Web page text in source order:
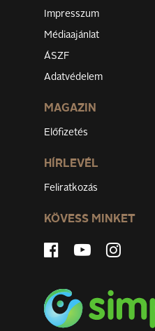
Impresszum
Médiaajánlat
ÁSZF
Adatvédelem
MAGAZIN
Előfizetés
HÍRLEVÉL
Feliratkozás
KÖVESS MINKET